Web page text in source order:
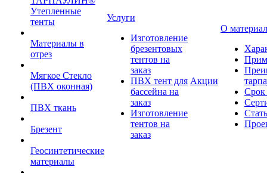
Утепленные
тенты
Материалы в
отрез
Мягкое Стекло
(ПВХ оконная)
ПВХ ткань
Брезент
Геосинтетические
материалы
Услуги
Изготовление
брезентовых
тентов на
заказ
ПВХ тент для
бассейна на
заказ
Изготовление
тентов на
заказ
Акции
О